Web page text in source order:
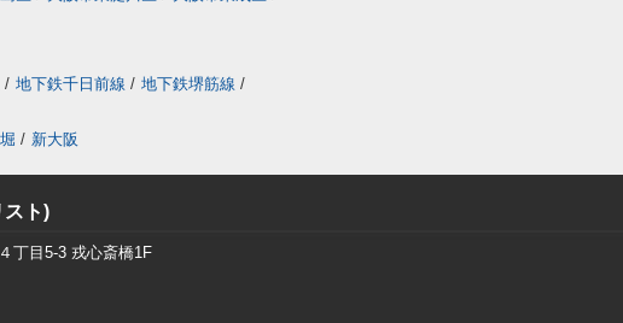
/ 地下鉄千日前線 / 地下鉄堺筋線 /
/ 新大阪
スト)
丁目5-3 戎心斎橋1F